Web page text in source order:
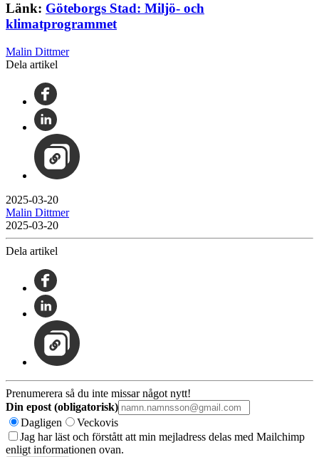
Länk: Göteborgs Stad: Miljö- och
klimatprogrammet
Malin Dittmer
Dela artikel
2025-03-20
Malin Dittmer
2025-03-20
Dela artikel
Prenumerera så du inte missar något nytt!
Din epost (obligatorisk)
Dagligen
Veckovis
Jag har läst och förstått att min mejladress delas med Mailchimp
enligt informationen ovan.